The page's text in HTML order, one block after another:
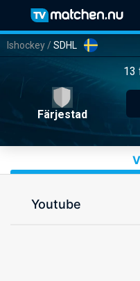
Ishockey /SDHL
13
Färjestad
Youtube